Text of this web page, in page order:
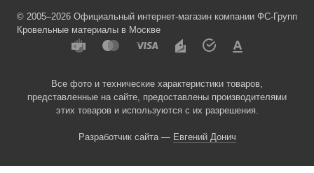
© 2005–2026 Официальный интернет-магазин компании ФС-Групп
Кровельные материалы в Москве
Все фото и технические характеристики товаров,
представленные на сайте, предоставлены производителями
этих товаров и используются с их разрешения.
Разработчик сайта — Евгений Донич